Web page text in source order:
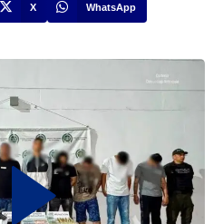
X WhatsApp